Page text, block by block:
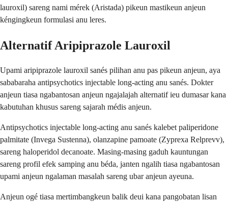
lauroxil) sareng nami mérek (Aristada) pikeun mastikeun anjeun
kéngingkeun formulasi anu leres.
Alternatif Aripiprazole Lauroxil
Upami aripiprazole lauroxil sanés pilihan anu pas pikeun anjeun, aya
sababaraha antipsychotics injectable long-acting anu sanés. Dokter
anjeun tiasa ngabantosan anjeun ngajalajah alternatif ieu dumasar kana
kabutuhan khusus sareng sajarah médis anjeun.
Antipsychotics injectable long-acting anu sanés kalebet paliperidone
palmitate (Invega Sustenna), olanzapine pamoate (Zyprexa Relprevv),
sareng haloperidol decanoate. Masing-masing gaduh kauntungan
sareng profil efek samping anu béda, janten ngalih tiasa ngabantosan
upami anjeun ngalaman masalah sareng ubar anjeun ayeuna.
Anjeun ogé tiasa mertimbangkeun balik deui kana pangobatan lisan